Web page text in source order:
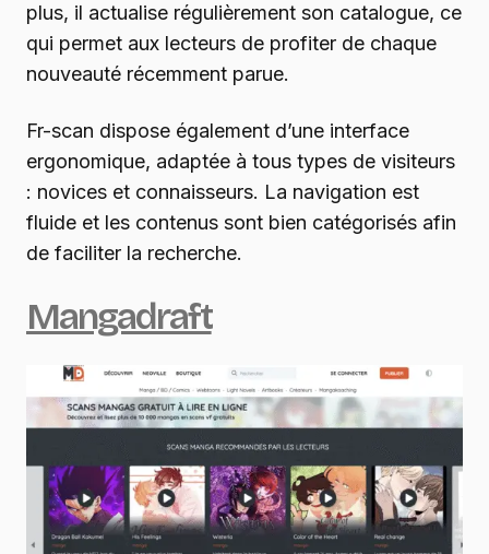
plus, il actualise régulièrement son catalogue, ce
qui permet aux lecteurs de profiter de chaque
nouveauté récemment parue.
Fr-scan dispose également d’une interface
ergonomique, adaptée à tous types de visiteurs
: novices et connaisseurs. La navigation est
fluide et les contenus sont bien catégorisés afin
de faciliter la recherche.
Mangadraft